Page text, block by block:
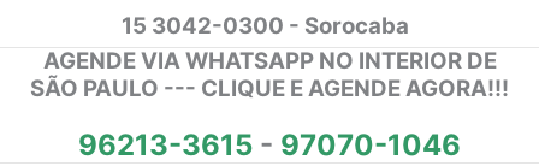
15 3042-0300 - Sorocaba
AGENDE VIA WHATSAPP NO INTERIOR DE
SÃO PAULO --- CLIQUE E AGENDE AGORA!!!
96213-3615 - 97070-1046